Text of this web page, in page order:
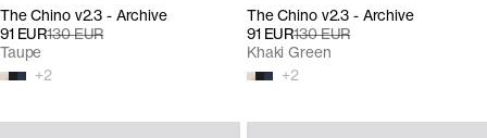
The Chino v2.3 - Archive
91 EUR130 EUR
+2
Taupe
The Chino v2.3 - Archive
91 EUR130 EUR
+2
Khaki Green